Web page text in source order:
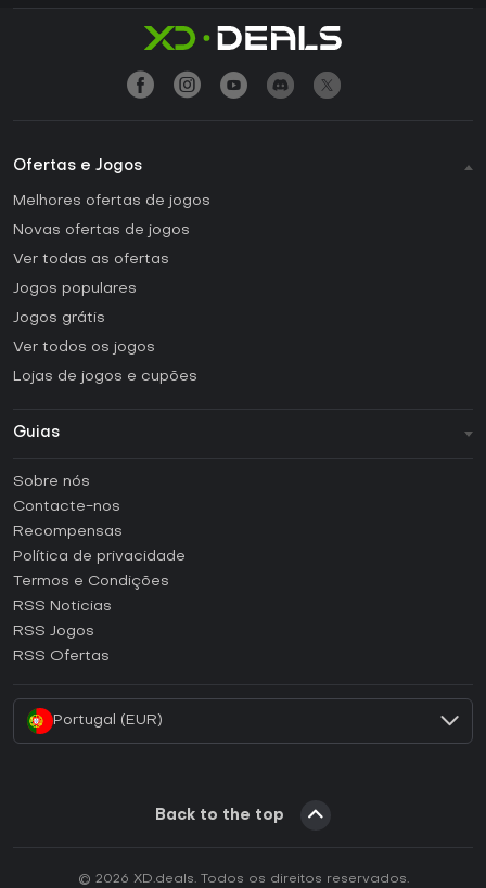
Ofertas e Jogos
Melhores ofertas de jogos
Novas ofertas de jogos
Ver todas as ofertas
Jogos populares
Jogos grátis
Ver todos os jogos
Lojas de jogos e cupões
Guias
Como ativar uma CD Key Steam?
Como ativar uma CD Key Epic Games?
Como ativar uma CD Key GOG?
Como ativar uma CD Key Ubisoft Connect?
Sobre nós
Contacte-nos
Recompensas
Política de privacidade
Termos e Condições
RSS Noticias
RSS Jogos
RSS Ofertas
Portugal (EUR)
Back to the top
© 2026 XD.deals. Todos os direitos reservados.